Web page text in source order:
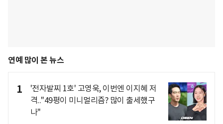
연예 많이 본 뉴스
1
'전자발찌 1호' 고영욱, 이번엔 이지혜 저
격.."49평이 미니멀리즘? 많이 출세했구
나"